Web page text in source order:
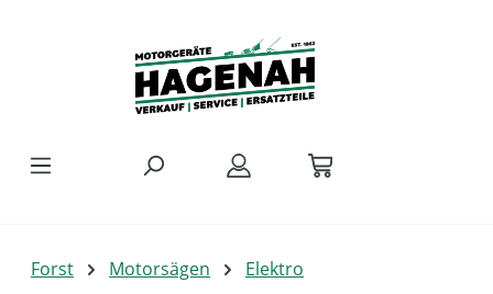
Forst Motorsägen Elektro